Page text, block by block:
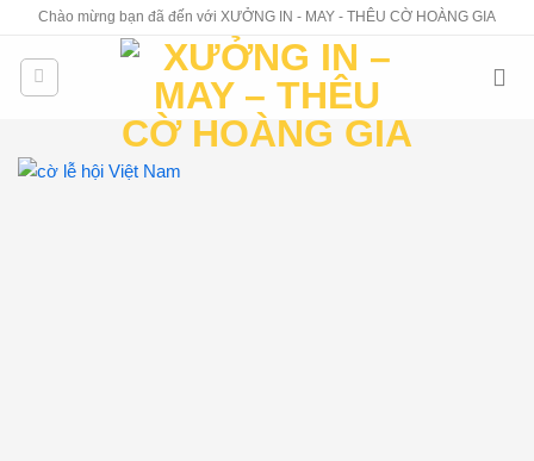
content
Chào mừng bạn đã đến với XƯỞNG IN - MAY - THÊU CỜ HOÀNG GIA